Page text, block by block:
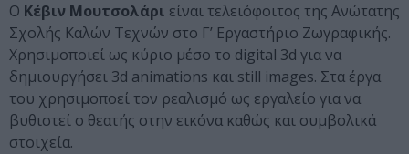
Ο Κέβιν Μουτσολάρι είναι τελειόφοιτος της Ανώτατης
Σχολής Καλών Τεχνών στο Γ’ Εργαστήριο Ζωγραφικής.
Χρησιμοποιεί ως κύριο μέσο το digital 3d για να
δημιουργήσει 3d animations και still images. Στα έργα
του χρησιμοποεί τον ρεαλισμό ως εργαλείο για να
βυθιστεί ο θεατής στην εικόνα καθώς και συμβολικά
στοιχεία.